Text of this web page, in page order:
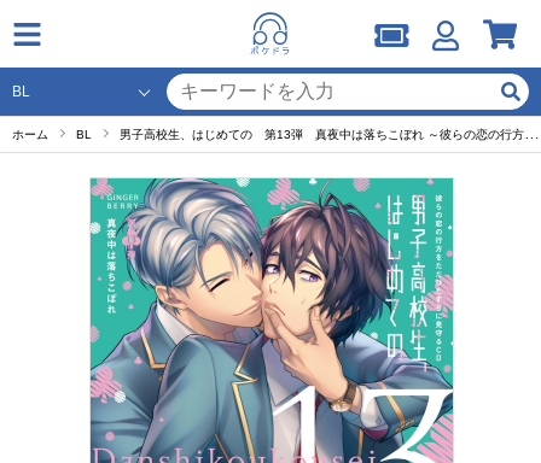
ホーム BL 男子高校生、はじめての 第13弾 真夜中は落ちこぼれ ～彼らの恋の行方をただひたすらに見守るCD～【出演声優：中島ヨシキ 堀江瞬】